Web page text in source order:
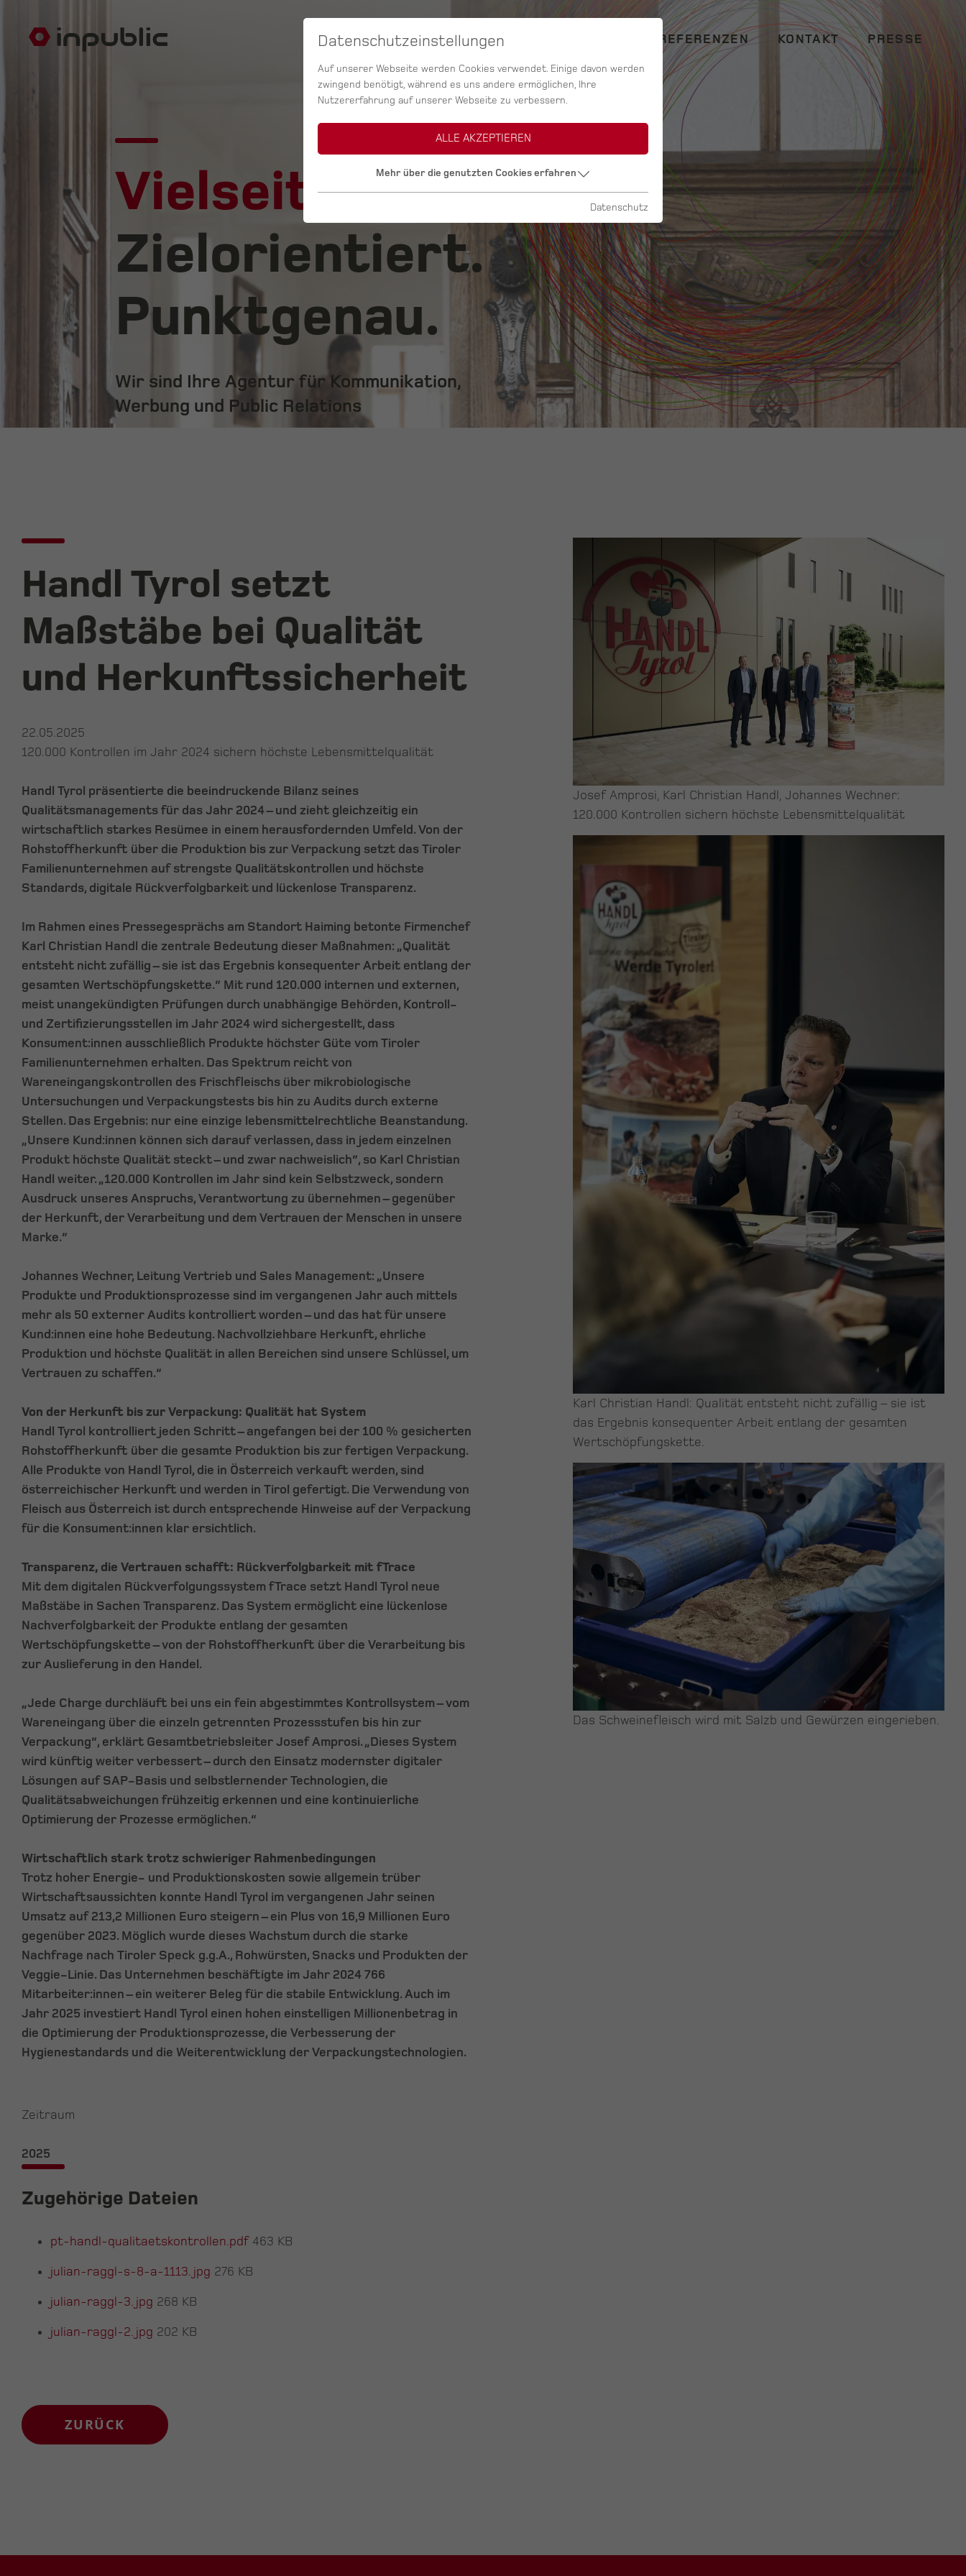
SERVICES AGENTUR REFERENZEN KONTAKT PRESSE
Vielseitig.
Zielorientiert.
Punktgenau.
Wir sind Ihre Agentur für Kommunikation,
Werbung und Public Relations
Handl Tyrol setzt
Maßstäbe bei Qualität
und Herkunftssicherheit
22.05.2025
120.000 Kontrollen im Jahr 2024 sichern höchste Lebensmittelqualität
Handl Tyrol präsentierte die beeindruckende Bilanz seines
Qualitätsmanagements für das Jahr 2024 – und zieht gleichzeitig ein
wirtschaftlich starkes Resümee in einem herausfordernden Umfeld. Von der
Rohstoffherkunft über die Produktion bis zur Verpackung setzt das Tiroler
Familienunternehmen auf strengste Qualitätskontrollen und höchste
Standards, digitale Rückverfolgbarkeit und lückenlose Transparenz.
Im Rahmen eines Pressegesprächs am Standort Haiming betonte Firmenchef
Karl Christian Handl die zentrale Bedeutung dieser Maßnahmen: „Qualität
entsteht nicht zufällig – sie ist das Ergebnis konsequenter Arbeit entlang der
gesamten Wertschöpfungskette.“ Mit rund 120.000 internen und externen,
meist unangekündigten Prüfungen durch unabhängige Behörden, Kontroll-
und Zertifizierungsstellen im Jahr 2024 wird sichergestellt, dass
Konsument:innen ausschließlich Produkte höchster Güte vom Tiroler
Familienunternehmen erhalten. Das Spektrum reicht von
Wareneingangskontrollen des Frischfleischs über mikrobiologische
Untersuchungen und Verpackungstests bis hin zu Audits durch externe
Stellen. Das Ergebnis: nur eine einzige lebensmittelrechtliche Beanstandung.
„Unsere Kund:innen können sich darauf verlassen, dass in jedem einzelnen
Produkt höchste Qualität steckt – und zwar nachweislich“, so Karl Christian
Handl weiter. „120.000 Kontrollen im Jahr sind kein Selbstzweck, sondern
Ausdruck unseres Anspruchs, Verantwortung zu übernehmen – gegenüber
der Herkunft, der Verarbeitung und dem Vertrauen der Menschen in unsere
Marke.“
Johannes Wechner, Leitung Vertrieb und Sales Management: „Unsere
Produkte und Produktionsprozesse sind im vergangenen Jahr auch mittels
mehr als 50 externer Audits kontrolliert worden – und das hat für unsere
Kund:innen eine hohe Bedeutung. Nachvollziehbare Herkunft, ehrliche
Produktion und höchste Qualität in allen Bereichen sind unsere Schlüssel, um
Vertrauen zu schaffen.“
Von der Herkunft bis zur Verpackung: Qualität hat System
Handl Tyrol kontrolliert jeden Schritt – angefangen bei der 100 % gesicherten
Rohstoffherkunft über die gesamte Produktion bis zur fertigen Verpackung.
Alle Produkte von Handl Tyrol, die in Österreich verkauft werden, sind
österreichischer Herkunft und werden in Tirol gefertigt. Die Verwendung von
Fleisch aus Österreich ist durch entsprechende Hinweise auf der Verpackung
für die Konsument:innen klar ersichtlich.
Transparenz, die Vertrauen schafft: Rückverfolgbarkeit mit fTrace
Mit dem digitalen Rückverfolgungssystem fTrace setzt Handl Tyrol neue
Maßstäbe in Sachen Transparenz. Das System ermöglicht eine lückenlose
Nachverfolgbarkeit der Produkte entlang der gesamten
Wertschöpfungskette – von der Rohstoffherkunft über die Verarbeitung bis
zur Auslieferung in den Handel.
„Jede Charge durchläuft bei uns ein fein abgestimmtes Kontrollsystem – vom
Wareneingang über die einzeln getrennten Prozessstufen bis hin zur
Verpackung“, erklärt Gesamtbetriebsleiter Josef Amprosi. „Dieses System
wird künftig weiter verbessert – durch den Einsatz modernster digitaler
Lösungen auf SAP-Basis und selbstlernender Technologien, die
Qualitätsabweichungen frühzeitig erkennen und eine kontinuierliche
Optimierung der Prozesse ermöglichen.“
Wirtschaftlich stark trotz schwieriger Rahmenbedingungen
Trotz hoher Energie- und Produktionskosten sowie allgemein trüber
Wirtschaftsaussichten konnte Handl Tyrol im vergangenen Jahr seinen
Umsatz auf 213,2 Millionen Euro steigern – ein Plus von 16,9 Millionen Euro
gegenüber 2023. Möglich wurde dieses Wachstum durch die starke
Nachfrage nach Tiroler Speck g.g.A., Rohwürsten, Snacks und Produkten der
Veggie-Linie. Das Unternehmen beschäftigte im Jahr 2024 766
Mitarbeiter:innen – ein weiterer Beleg für die stabile Entwicklung. Auch im
Jahr 2025 investiert Handl Tyrol einen hohen einstelligen Millionenbetrag in
die Optimierung der Produktionsprozesse, die Verbesserung der
Hygienestandards und die Weiterentwicklung der Verpackungstechnologien.
Zeitraum
2025
Zugehörige Dateien
pt-handl-qualitaetskontrollen.pdf 463 KB
julian-raggl-s-8-a-1113.jpg 276 KB
julian-raggl-3.jpg 268 KB
julian-raggl-2.jpg 202 KB
Josef Amprosi, Karl Christian Handl, Johannes Wechner:
120.000 Kontrollen sichern höchste Lebensmittelqualität
Karl Christian Handl: Qualität entsteht nicht zufällig – sie ist
das Ergebnis konsequenter Arbeit entlang der gesamten
Wertschöpfungskette.
Das Schweinefleisch wird mit Salzb und Gewürzen eingerieben.
ZURÜCK
Datenschutzeinstellungen
Auf unserer Webseite werden Cookies verwendet. Einige davon werden
zwingend benötigt, während es uns andere ermöglichen, Ihre
Nutzererfahrung auf unserer Webseite zu verbessern.
ALLE AKZEPTIEREN
Mehr über die genutzten Cookies erfahren
Datenschutz